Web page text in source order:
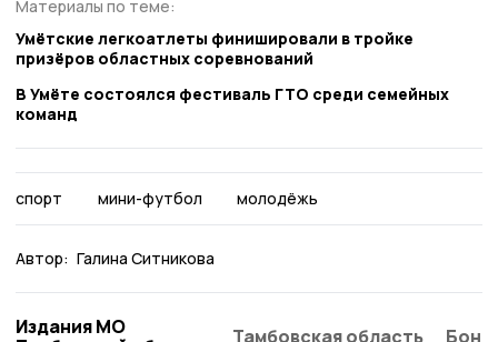
Материалы по теме:
Умётские легкоатлеты финишировали в тройке
призёров областных соревнований
В Умёте состоялся фестиваль ГТО среди семейных
команд
спорт мини-футбол молодёжь
Автор: Галина Ситникова
Издания МО
Тамбовская область